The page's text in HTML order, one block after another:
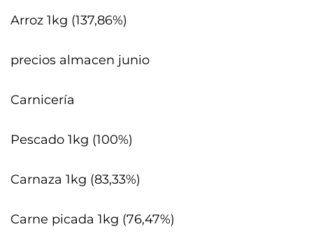
Arroz 1kg (137,86%)
precios almacen junio
Carnicería
Pescado 1kg (100%)
Carnaza 1kg (83,33%)
Carne picada 1kg (76,47%)